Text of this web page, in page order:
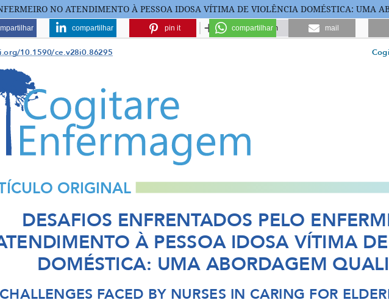
NO ATENDIMENTO À PESSOA IDOSA VÍTIMA DE VIOLÊNCIA DOMÉSTICA: UMA
compartilhar pin it compartilhar mail